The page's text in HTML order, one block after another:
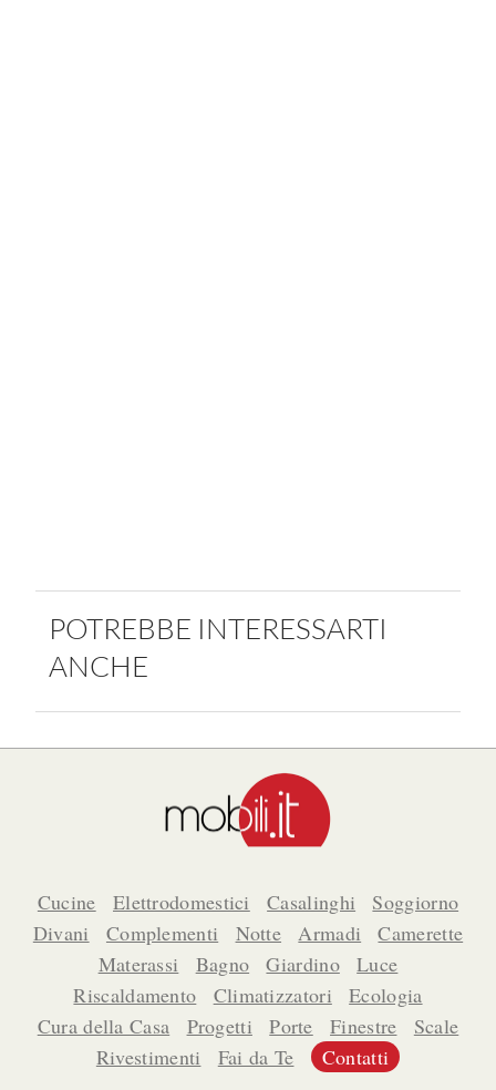
POTREBBE INTERESSARTI
ANCHE
Cucine Elettrodomestici Casalinghi
Soggiorno
Divani
Complementi Notte Armadi
Camerette
Materassi
Bagno Giardino
Luce
Riscaldamento
Climatizzatori
Ecologia
Cura della Casa
Progetti Porte Finestre
Scale
Rivestimenti
Fai da Te Contatti